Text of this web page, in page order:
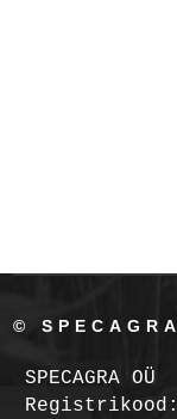
© SPECAGRA
SPECAGRA OÜ
Registrikood: